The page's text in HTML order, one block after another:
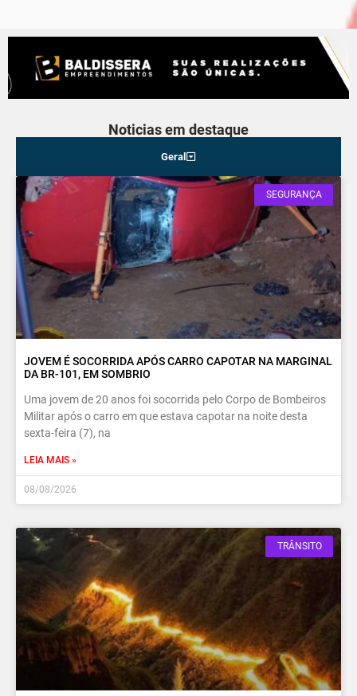
Noticias em destaque
Geral
SEGURANÇA
JOVEM É SOCORRIDA APÓS CARRO CAPOTAR NA MARGINAL
DA BR-101, EM SOMBRIO
Uma jovem de 20 anos foi socorrida pelo Corpo de Bombeiros
Militar após o carro em que estava capotar na noite desta
sexta-feira (7), na
LEIA MAIS »
08/08/2026
TRÂNSITO